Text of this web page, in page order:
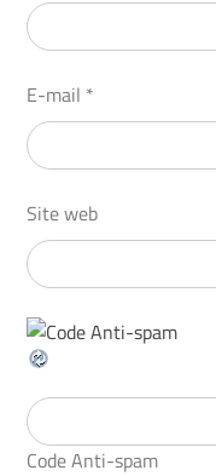
E-mail *
Site web
Code Anti-spam